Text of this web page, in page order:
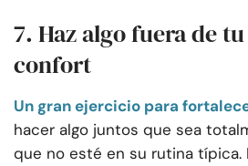
7. Haz algo fuera de
confort
Un gran ejercicio para
hacer algo juntos que sea
que no esté en su rutina típica.